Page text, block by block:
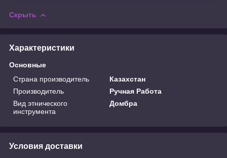
Скрыть
Характеристики
Основные
Страна производитель
Казахстан
Производитель
Ручная Работа
Вид этнического
инструмента
Домбра
Условия доставки